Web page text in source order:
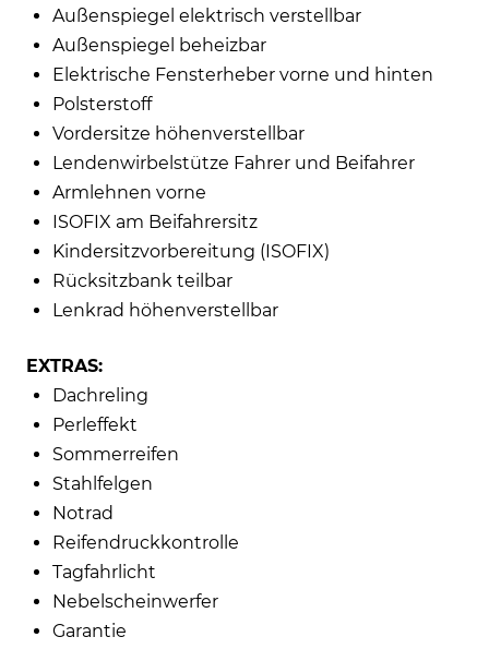
Außenspiegel elektrisch verstellbar
Außenspiegel beheizbar
Elektrische Fensterheber vorne und hinten
Polsterstoff
Vordersitze höhenverstellbar
Lendenwirbelstütze Fahrer und Beifahrer
Armlehnen vorne
ISOFIX am Beifahrersitz
Kindersitzvorbereitung (ISOFIX)
Rücksitzbank teilbar
Lenkrad höhenverstellbar
EXTRAS:
Dachreling
Perleffekt
Sommerreifen
Stahlfelgen
Notrad
Reifendruckkontrolle
Tagfahrlicht
Nebelscheinwerfer
Garantie